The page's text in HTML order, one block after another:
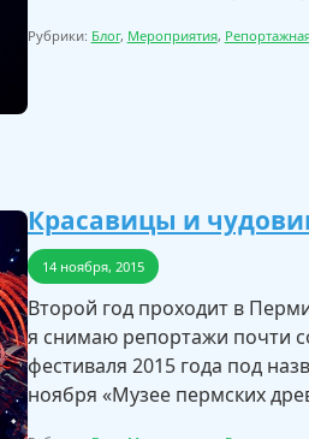
Рубрики: Блог, Мероприятия,
Красавицы и
14 ноября, 2015
Второй год проходит в
я снимаю репортажи почти
фестиваля 2015 года под
ноября «Музее пермских